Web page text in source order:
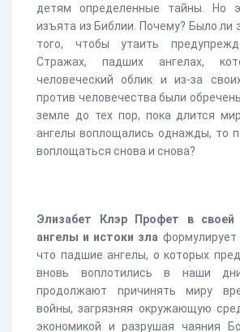
детям определенные тайны. Но
изъята из Библии. Почему? Было ли
того, чтобы утаить
Стражах, падших ангелах,
человеческий облик и из-за
против человечества были
земле до тех пор, пока длится
ангелы воплощались однажды, то
воплощаться снова и снова?
Элизабет Клэр Профет в своей
ангелы и истоки зла формулирует
что падшие ангелы, о которых
вновь воплотились в наши
продолжают nричинять миру
войны, загрязняя окружающую
экономикой и разрушая чаяния